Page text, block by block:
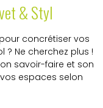
& Styl
concrétiser vos
Ne cherchez plus !
savoir-faire et son
espaces selon